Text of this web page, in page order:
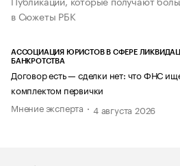
в Сюжеты РБК
АССОЦИАЦИЯ ЮРИСТОВ В СФЕРЕ
БАНКРОТСТВА
Договор есть — сделки нет: что ФНС
комплектом первички
Мнение эксперта
4 августа 2026